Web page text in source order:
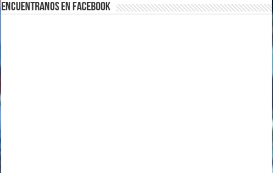
Encuentranos en Facebook